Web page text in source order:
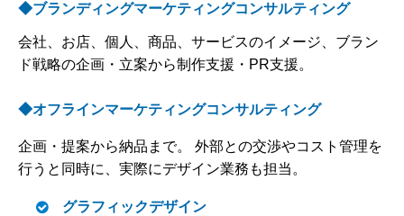
◆ブランディングマーケティングコンサルティング
会社、お店、個人、商品、サービスのイメージ、ブラン
ド戦略の企画・立案から制作支援・PR支援。
◆オフラインマーケティングコンサルティング
企画・提案から納品まで。 外部との交渉やコスト管理を
行うと同時に、実際にデザイン業務も担当。
グラフィックデザイン